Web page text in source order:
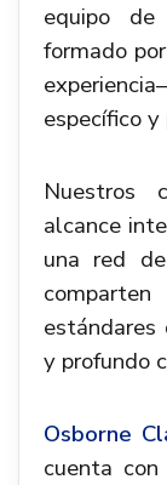
equipo
formado
específico
Nuestros
alcance
una red
y profundo
Osborne
cuenta